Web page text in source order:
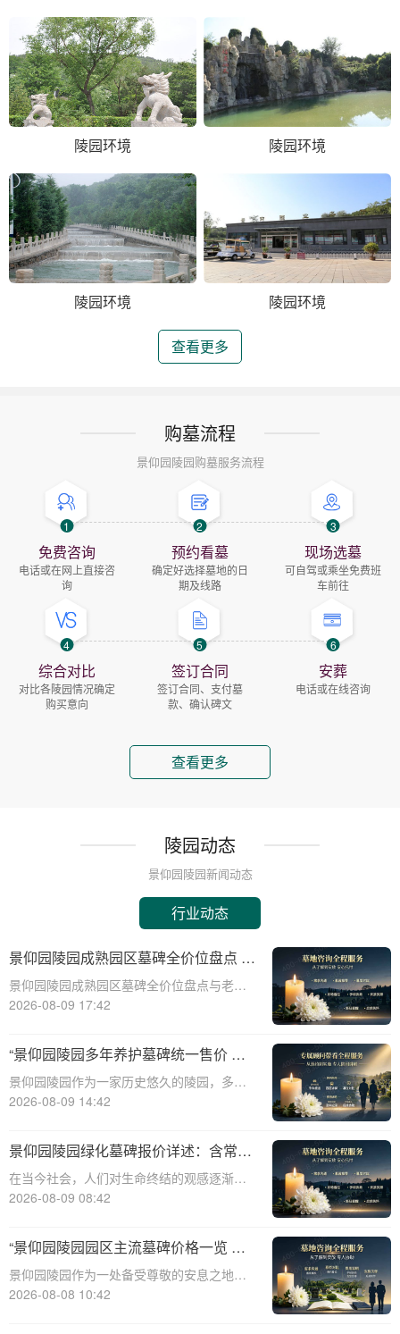
陵园环境 陵园环境
陵园环境 陵园环境
查看更多
购墓流程
景仰园陵园购墓服务流程
1
免费咨询
电话或在网上直接咨
询
2
预约看墓
确定好选择墓地的日
期及线路
3
现场选墓
可自驾或乘坐免费班
车前往
4
综合对比
对比各陵园情况确定
购买意向
5
签订合同
签订合同、支付墓
款、确认碑文
6
安葬
电话或在线咨询
查看更多
陵园动态
景仰园陵园新闻动态
行业动态
景仰园陵园成熟园区墓碑全价位盘点 老
客户续费叠加福利详解
景仰园陵园成熟园区墓碑全价位盘点与老客
户续费叠加福利详解☎ 景仰园陵园电话:400-
生老病死的自然规律。当亲人离去，我们如
何安放他们的灵魂，成为了一个重
2026-08-09 17:42
“景仰园陵园多年养护墓碑统一售价 老
带新双方共享优惠 详解与福利”
景仰园陵园作为一家历史悠久的陵园，多年
来一直致力于为逝者提供庄严而温馨的安息
的服务理念和高标准的管理赢得了广泛的赞
誉。本文将详细介绍景仰园陵园多年养护墓
碑的统一售
2026-08-09 14:42
景仰园陵园绿化墓碑报价详述：含常年
养护，无额外费用
在当今社会，人们对生命终结的观感逐渐演
变，越来越多的人开始关注逝者的纪念方式
业的陵园服务提供者，专注于为家属提供优
质的墓碑和绿化服务。本文将详细介绍景仰
园陵园园区
2026-08-09 08:42
“景仰园陵园园区主流墓碑价格一览 常
年保洁养护随单赠送 专属优惠活动解
析”
景仰园陵园作为一处备受尊敬的安息之地，
其提供的墓碑价格和服务一直备受关注。本
2026-08-08 10:42